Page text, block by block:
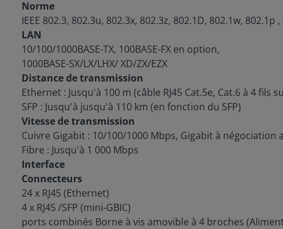
Norme
IEEE 802.3, 802.3u, 802.3x, 802.3z, 802.1D, 802.1w, 802.1p
LAN
10/100/1000BASE-TX, 100BASE-FX en option,
1000BASE-SX/LX/LHX/ XD/ZX/EZX
Distance de transmission
Ethernet : Jusqu'à 100 m (câble RJ45 Cat.5e, Cat.6 à 4 fils
SFP : Jusqu'à jusqu'à 110 km (en fonction du SFP)
Vitesse de transmission
Cuivre Gigabit : 10/100/1000 Mbps, Gigabit à négociation
Fibre : Jusqu'à 1 000 Mbps
Interface
Connecteurs
24 x RJ45 (Ethernet)
4 x RJ45 /SFP (mini-GBIC)
ports combinés Borne à vis amovible à 4 broches